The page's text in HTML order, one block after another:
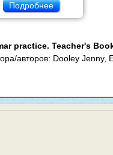
Подробнее
practice. Teacher's
авторов: Dooley Jenny,